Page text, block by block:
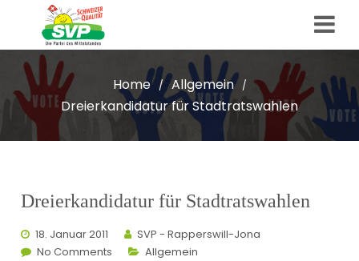
Home / Allgemein /
Dreierkandidatur für Stadtratswahlen
Dreierkandidatur für Stadtratswahlen
18. Januar 2011
SVP - Rapperswill-Jona
No Comments
Allgemein